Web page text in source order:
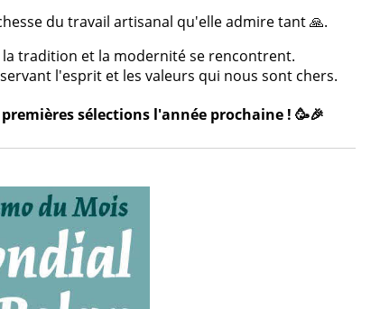
du travail artisanal qu'elle admire tant 🙏.
tradition et la modernité se rencontrent.
l'esprit et les valeurs qui nous sont chers.
sélections l'année prochaine ! 🥳🎉